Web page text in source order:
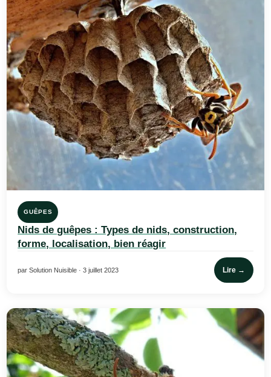
GUÊPES
Nids de guêpes : Types de nids, construction,
forme, localisation, bien réagir
par Solution Nuisible · 3 juillet 2023 Lire →